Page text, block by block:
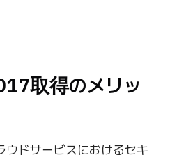
取得のメリッ
ドサービスにおけるセキ